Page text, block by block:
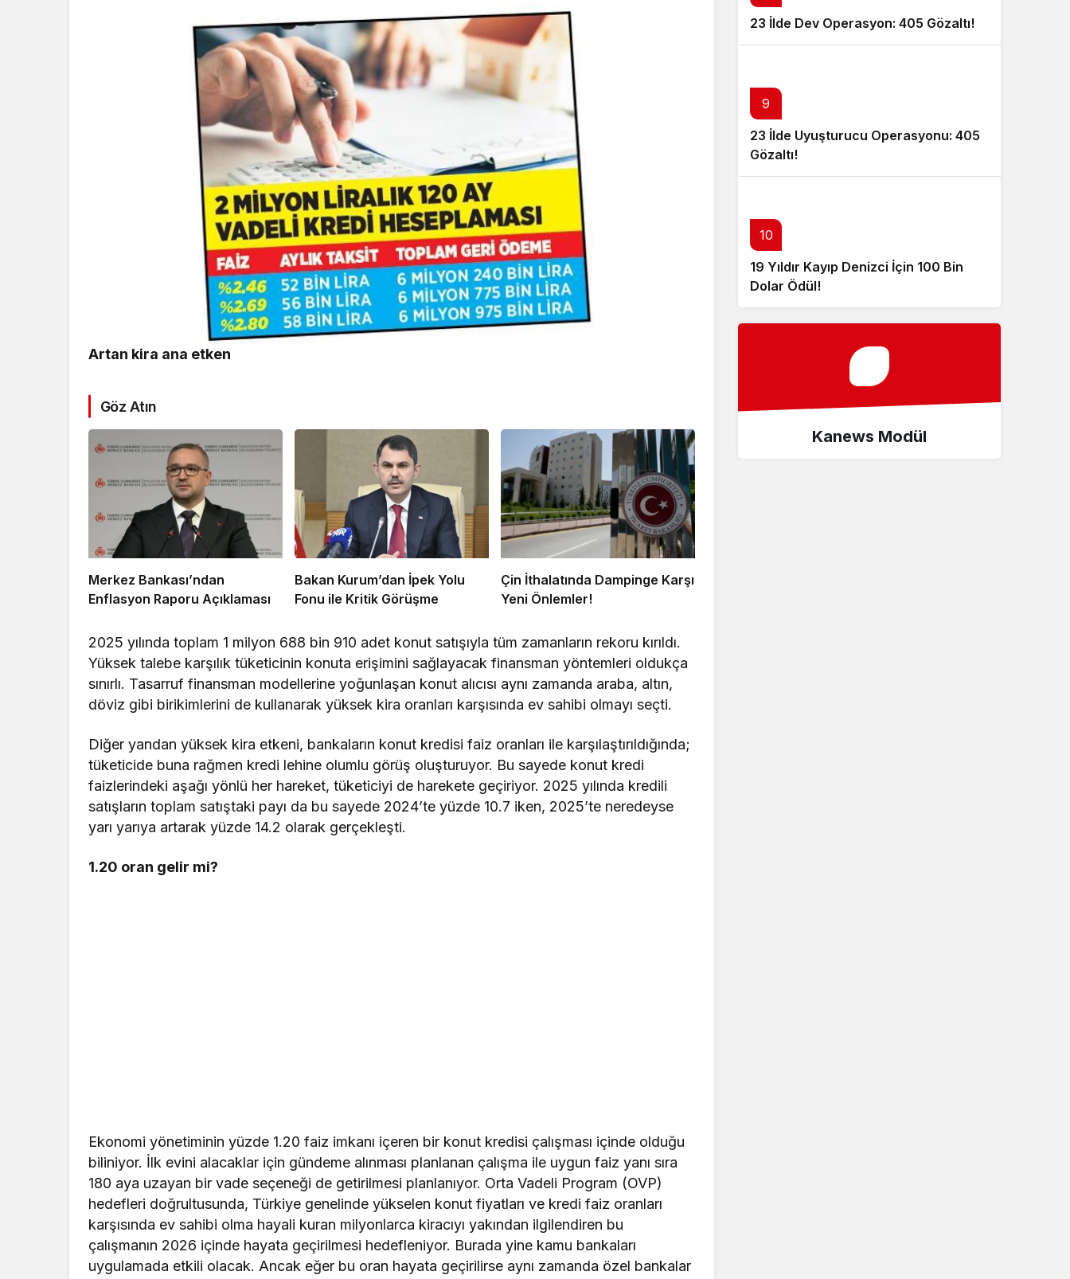
Artan kira ana etken
Göz Atın
Merkez Bankası’ndan
Enflasyon Raporu Açıklaması
Bakan Kurum’dan İpek Yolu
Fonu ile Kritik Görüşme
Çin İthalatında Dampinge Karşı
Yeni Önlemler!
2025 yılında toplam 1 milyon 688 bin 910 adet konut satışıyla tüm zamanların rekoru kırıldı.
Yüksek talebe karşılık tüketicinin konuta erişimini sağlayacak finansman yöntemleri oldukça
sınırlı. Tasarruf finansman modellerine yoğunlaşan konut alıcısı aynı zamanda araba, altın,
döviz gibi birikimlerini de kullanarak yüksek kira oranları karşısında ev sahibi olmayı seçti.
Diğer yandan yüksek kira etkeni, bankaların konut kredisi faiz oranları ile karşılaştırıldığında;
tüketicide buna rağmen kredi lehine olumlu görüş oluşturuyor. Bu sayede konut kredi
faizlerindeki aşağı yönlü her hareket, tüketiciyi de harekete geçiriyor. 2025 yılında kredili
satışların toplam satıştaki payı da bu sayede 2024’te yüzde 10.7 iken, 2025’te neredeyse
yarı yarıya artarak yüzde 14.2 olarak gerçekleşti.
1.20 oran gelir mi?
Ekonomi yönetiminin yüzde 1.20 faiz imkanı içeren bir konut kredisi çalışması içinde olduğu
biliniyor. İlk evini alacaklar için gündeme alınması planlanan çalışma ile uygun faiz yanı sıra
180 aya uzayan bir vade seçeneği de getirilmesi planlanıyor. Orta Vadeli Program (OVP)
hedefleri doğrultusunda, Türkiye genelinde yükselen konut fiyatları ve kredi faiz oranları
karşısında ev sahibi olma hayali kuran milyonlarca kiracıyı yakından ilgilendiren bu
çalışmanın 2026 içinde hayata geçirilmesi hedefleniyor. Burada yine kamu bankaları
uygulamada etkili olacak. Ancak eğer bu oran hayata geçirilirse aynı zamanda özel bankalar
23 İlde Dev Operasyon: 405 Gözaltı!
9
23 İlde Uyuşturucu Operasyonu: 405
Gözaltı!
10
19 Yıldır Kayıp Denizci İçin 100 Bin
Dolar Ödül!
Kanews Modül